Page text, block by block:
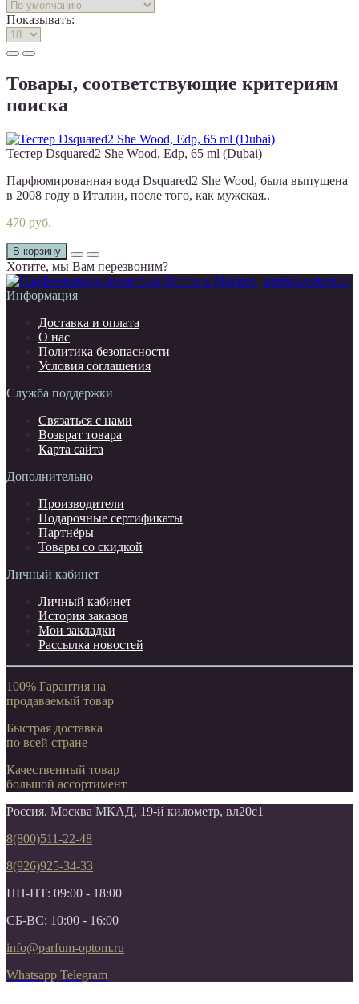
Показывать:
Товары, соответствующие критериям
поиска
Тестер Dsquared2 She Wood, Edp, 65 ml (Dubai)
Парфюмированная вода Dsquared2 She Wood, была выпущена
в 2008 году в Италии, после того, как мужская..
470 руб.
В корзину
Хотите, мы Вам перезвоним?
Информация
Доставка и оплата
О нас
Политика безопасности
Условия соглашения
Служба поддержки
Связаться с нами
Возврат товара
Карта сайта
Дополнительно
Производители
Подарочные сертификаты
Партнёры
Товары со скидкой
Личный кабинет
Личный кабинет
История заказов
Мои закладки
Рассылка новостей
100% Гарантия на
продаваемый товар
Быстрая доставка
по всей стране
Качественный товар
большой ассортимент
Россия, Москва МКАД, 19-й километр, вл20с1
8(800)511-22-48
8(926)925-34-33
ПН-ПТ: 09:00 - 18:00
СБ-ВС: 10:00 - 16:00
info@parfum-optom.ru
Whatsapp Telegram